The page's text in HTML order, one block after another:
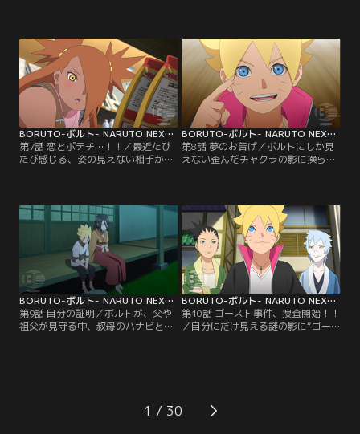
しい問題をあっさり解いたりとただ
ならぬ才能を見せる。しかしミツキ
は何を考えているのかわからないと
ころがありボルトたちを困惑させて
ゆく。そんな中、校舎の修復工事を
していたひとりが急に…。【提供：
バンダイチャンネル】
んな三人に突然シノが襲い掛かる！
蟲（むし）を使った術を得意とする
油女一族のシノは、「奇壊蟲（きか
いちゅう）」を放ち容赦ない攻撃を
仕掛けてくる…。【提供：バンダイ
チャンネル】
BORUTO-ボルト- NARUTO NEXT GENERATIONS 第007話
第7話 恋とポテチ…！！／最近たび
たび感じる、姿の見えない相手から
人・隠蓑（かくれみの）マギレを捕
まえることに成功。だがマギレは、
実はチョウチョウのクラスの委員
長・筧（かけい）スミレのことが好
きでずっと彼女を見ていたのだっ
た…。【提供：バンダイチャンネ
ル】
BORUTO-ボルト- NARUTO NEXT GENERATIONS 第008話
第8話 夢のお告げ／ボルトにしか見
えない歪んだチャクラの影に操ら
ていた--。そんなある晩ボルトは、
謎の人物から不思議な瞳術（どうじ
ゅつ）を与えられる夢を見る。それ
により、母・ヒナタの家系、日向
（ひゅうが）一族特有の能力であ
る…。【提供：バンダイチャンネ
ル】
BORUTO-ボルト- NARUTO NEXT GENERATIONS 第009話
第9話 自分の証明／ボルトが、父や
祖父が見守る中、叔母のハナビと手
えていた歪んだチャクラのような影
はすべて錯覚だったのではないかと
BORUTO-ボルト- NARUTO NEXT GENERATIONS 第010話
第10話 ゴースト事件、捜査開始！！
／自分にだけ見える謎の影に“ゴー
自興味のある職場を見学するよう指
示。ボルトは、シカダイ、ミツキと
1